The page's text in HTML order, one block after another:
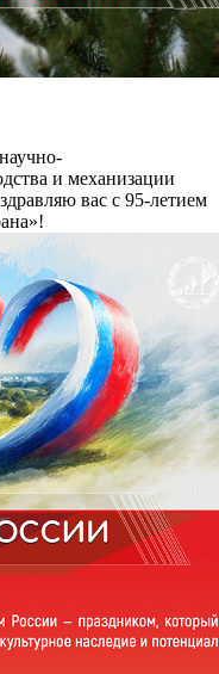
и механизации
вас с 95-летием